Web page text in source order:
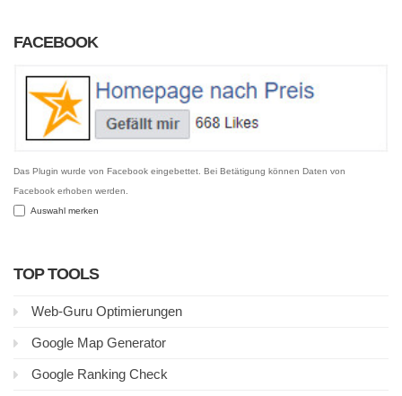
FACEBOOK
Das Plugin wurde von Facebook eingebettet. Bei Betätigung können Daten von
Facebook erhoben werden.
Auswahl merken
TOP TOOLS
Web-Guru Optimierungen
Google Map Generator
Google Ranking Check